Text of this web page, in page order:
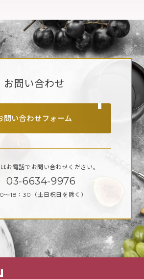
お問い合わせ
問い合わせフォーム
お電話でお問い合わせください。
03-6634-9976
～18：30 （土日祝日を除く）